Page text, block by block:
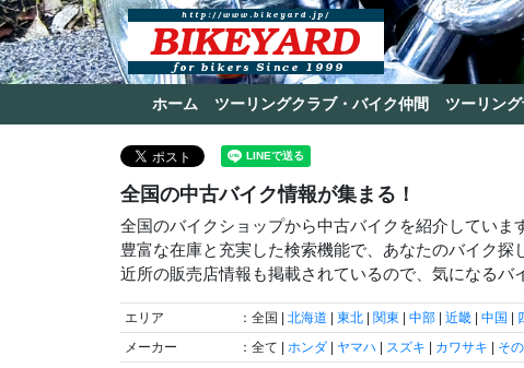
ホーム ツーリングクラブ・バイク仲間 ツーリン
全国の中古バイク情報が集まる！
全国のバイクショップから中古バイクを紹介していま
豊富な在庫と充実した検索機能で、あなたのバイク探
近所の販売店情報も掲載されているので、気になるバ
エリア ：全国 | 北海道 東北 関東 中部 近畿 中国
メーカー
：全て | ホンダ ヤマハ スズキ カワサキ そ